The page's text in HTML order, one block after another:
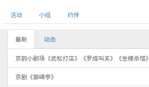
活动 小组 约伴
最新 动态
京韵小剧场《武松打店》《罗成叫关》《坐楼杀惜》
京剧《御碑亭》